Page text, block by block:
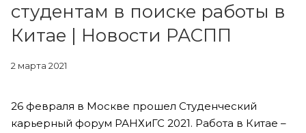
студентам в поиске работы в
Китае | Новости РАСПП
2 марта 2021
26 февраля в Москве прошел Студенческий
карьерный форум РАНХиГС 2021. Работа в Китае –